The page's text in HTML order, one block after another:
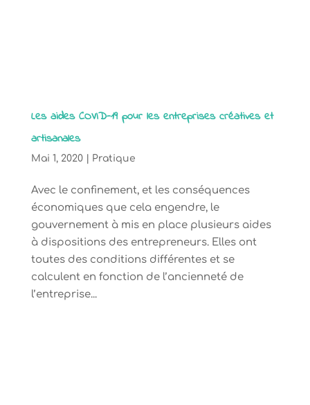
Les aides COVID-19 pour les entreprises créatives et
artisanales
Mai 1, 2020| Pratique
Avec le confinement, et les conséquences
économiques que cela engendre, le
gouvernement à mis en place plusieurs aides
à dispositions des entrepreneurs. Elles ont
toutes des conditions différentes et se
calculent en fonction de l’ancienneté de
l’entreprise...